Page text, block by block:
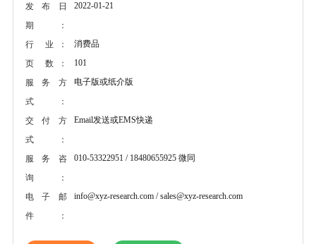
发布日
期：
2022-01-21
行 业：
消费品
页 数：
101
服务方
式：
电子版或纸介版
交付方
式：
Email发送或EMS快递
服务咨
询：
010-53322951 / 18480655925 微同
电子邮
件：
info@xyz-research.com / sales@xyz-research.com